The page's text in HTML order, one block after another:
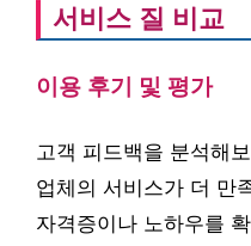
서비스 질 비교
이용 후기 및 평가
고객 피드백을 분석해
업체의 서비스가 더 만
자격증이나 노하우를